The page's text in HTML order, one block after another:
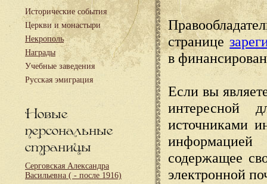
Исторические события
Церкви и монастыри
Некрополь
Награды
Учебные заведения
Русская эмиграция
Новые
персональные
страницы
Серговская Александра
Васильевна ( - после 1916)
странице
в
Если вы
интересной
источниками
содержащее
электронной